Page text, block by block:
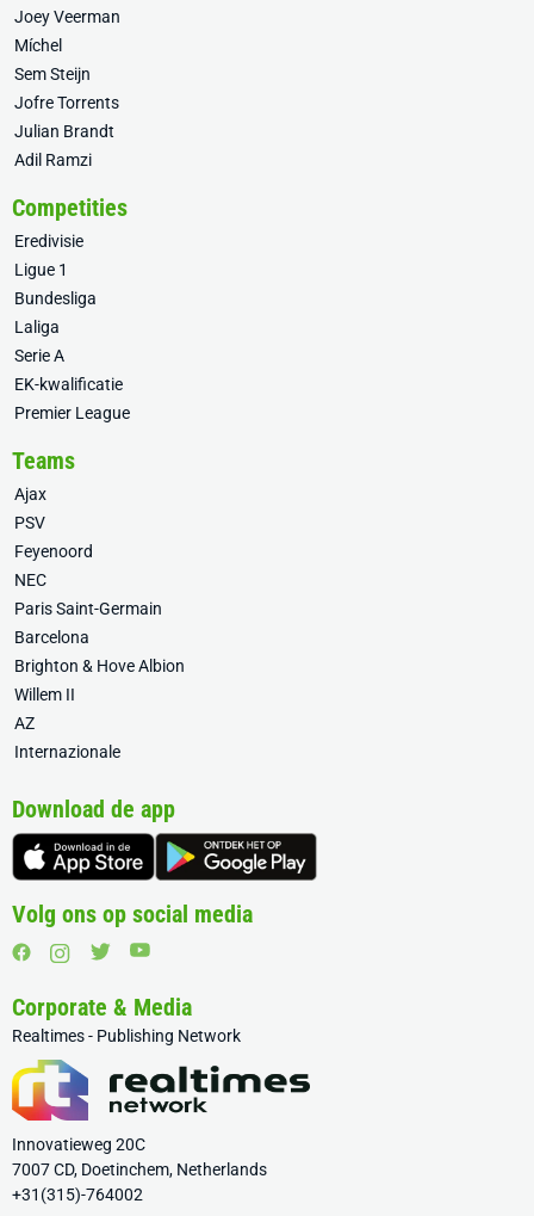
Joey Veerman
Míchel
Sem Steijn
Jofre Torrents
Julian Brandt
Adil Ramzi
Competities
Eredivisie
Ligue 1
Bundesliga
Laliga
Serie A
EK-kwalificatie
Premier League
Teams
Ajax
PSV
Feyenoord
NEC
Paris Saint-Germain
Barcelona
Brighton & Hove Albion
Willem II
AZ
Internazionale
Download de app
Volg ons op social media
Corporate & Media
Realtimes - Publishing Network
Innovatieweg 20C
7007 CD, Doetinchem, Netherlands
+31(315)-764002